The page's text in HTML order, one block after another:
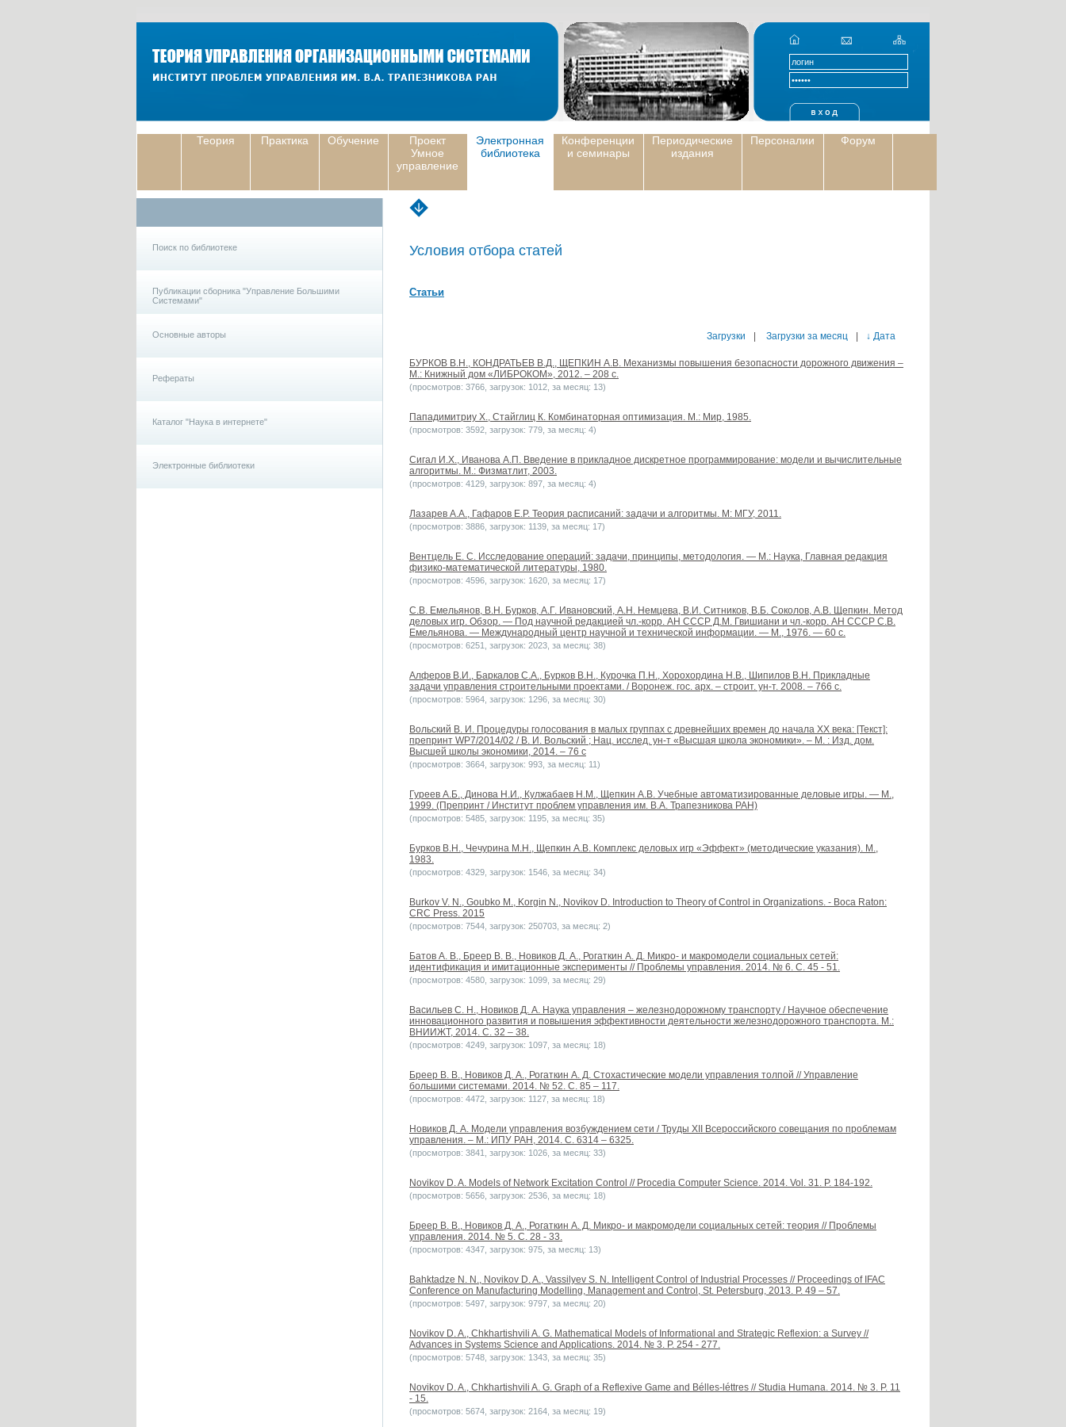
Теория Практика Обучение
Проект
Умное
управление
Электронная
библиотека
Конференции
и семинары
Периодические
издания
Персоналии Форум
Поиск по библиотеке
Публикации сборника "Управление Большими
Системами"
Основные авторы
Рефераты
Каталог "Наука в интернете"
Электронные библиотеки
Условия отбора статей
Статьи
Загрузки Загрузки за месяц ↓ Дата
БУРКОВ В.Н., КОНДРАТЬЕВ В.Д., ЩЕПКИН А.В. Механизмы повышения безопасности дорожного движения –
М.: Книжный дом «ЛИБРОКОМ», 2012. – 208 с.
(просмотров: 3766, загрузок: 1012, за месяц: 13)
Пападимитриу Х., Стайглиц К. Комбинаторная оптимизация. М.: Мир, 1985.
(просмотров: 3592, загрузок: 779, за месяц: 4)
Сигал И.Х., Иванова А.П. Введение в прикладное дискретное программирование: модели и вычислительные
алгоритмы. М.: Физматлит, 2003.
(просмотров: 4129, загрузок: 897, за месяц: 4)
Лазарев А.А., Гафаров Е.Р. Теория расписаний: задачи и алгоритмы. М: МГУ, 2011.
(просмотров: 3886, загрузок: 1139, за месяц: 17)
Вентцель Е. С. Исследование операций: задачи, принципы, методология. — М.: Наука, Главная редакция
физико-математической литературы, 1980.
(просмотров: 4596, загрузок: 1620, за месяц: 17)
С.В. Емельянов, В.Н. Бурков, А.Г. Ивановский, А.Н. Немцева, В.И. Ситников, В.Б. Соколов, А.В. Щепкин. Метод
деловых игр. Обзор. — Под научной редакцией чл.-корр. АН СССР Д.М. Гвишиани и чл.-корр. АН СССР С.В.
Емельянова. — Международный центр научной и технической информации. — М., 1976. — 60 с.
(просмотров: 6251, загрузок: 2023, за месяц: 38)
Алферов В.И., Баркалов С.А., Бурков В.Н., Курочка П.Н., Хорохордина Н.В., Шипилов В.Н. Прикладные
задачи управления строительными проектами. / Воронеж. гос. арх. – строит. ун-т. 2008. – 766 с.
(просмотров: 5964, загрузок: 1296, за месяц: 30)
Вольский В. И. Процедуры голосования в малых группах с древнейших времен до начала XX века: [Текст]:
препринт WP7/2014/02 / В. И. Вольский ; Нац. исслед. ун-т «Высшая школа экономики». – М. : Изд. дом.
Высшей школы экономики, 2014. – 76 с
(просмотров: 3664, загрузок: 993, за месяц: 11)
Гуреев А.Б., Динова Н.И., Кулжабаев Н.М., Щепкин А.В. Учебные автоматизированные деловые игры. — М.,
1999. (Препринт / Институт проблем управления им. В.А. Трапезникова РАН)
(просмотров: 5485, загрузок: 1195, за месяц: 35)
Бурков В.Н., Чечурина М.Н., Щепкин А.В. Комплекс деловых игр «Эффект» (методические указания). М.,
1983.
(просмотров: 4329, загрузок: 1546, за месяц: 34)
Burkov V. N., Goubko M., Korgin N., Novikov D. Introduction to Theory of Control in Organizations. - Boca Raton:
CRC Press. 2015
(просмотров: 7544, загрузок: 250703, за месяц: 2)
Батов А. В., Бреер В. В., Новиков Д. А., Рогаткин А. Д. Микро- и макромодели социальных сетей:
идентификация и имитационные эксперименты // Проблемы управления. 2014. № 6. С. 45 - 51.
(просмотров: 4580, загрузок: 1099, за месяц: 29)
Васильев С. Н., Новиков Д. А. Наука управления – железнодорожному транспорту / Научное обеспечение
инновационного развития и повышения эффективности деятельности железнодорожного транспорта. М.:
ВНИИЖТ, 2014. С. 32 – 38.
(просмотров: 4249, загрузок: 1097, за месяц: 18)
Бреер В. В., Новиков Д. А., Рогаткин А. Д. Стохастические модели управления толпой // Управление
большими системами. 2014. № 52. С. 85 – 117.
(просмотров: 4472, загрузок: 1127, за месяц: 18)
Новиков Д. А. Модели управления возбуждением сети / Труды XII Всероссийского совещания по проблемам
управления. – М.: ИПУ РАН, 2014. С. 6314 – 6325.
(просмотров: 3841, загрузок: 1026, за месяц: 33)
Novikov D. A. Models of Network Excitation Control // Procedia Computer Science. 2014. Vol. 31. P. 184-192.
(просмотров: 5656, загрузок: 2536, за месяц: 18)
Бреер В. В., Новиков Д. А., Рогаткин А. Д. Микро- и макромодели социальных сетей: теория // Проблемы
управления. 2014. № 5. С. 28 - 33.
(просмотров: 4347, загрузок: 975, за месяц: 13)
Bahktadze N. N., Novikov D. A., Vassilyev S. N. Intelligent Control of Industrial Processes // Proceedings of IFAC
Conference on Manufacturing Modelling, Management and Control, St. Petersburg, 2013. P. 49 – 57.
(просмотров: 5497, загрузок: 9797, за месяц: 20)
Novikov D. A., Chkhartishvili A. G. Mathematical Models of Informational and Strategic Reflexion: a Survey //
Advances in Systems Science and Applications. 2014. № 3. P. 254 - 277.
(просмотров: 5748, загрузок: 1343, за месяц: 35)
Novikov D. A., Chkhartishvili A. G. Graph of a Reflexive Game and Bélles-léttres // Studia Humana. 2014. № 3. P. 11
- 15.
(просмотров: 5674, загрузок: 2164, за месяц: 19)